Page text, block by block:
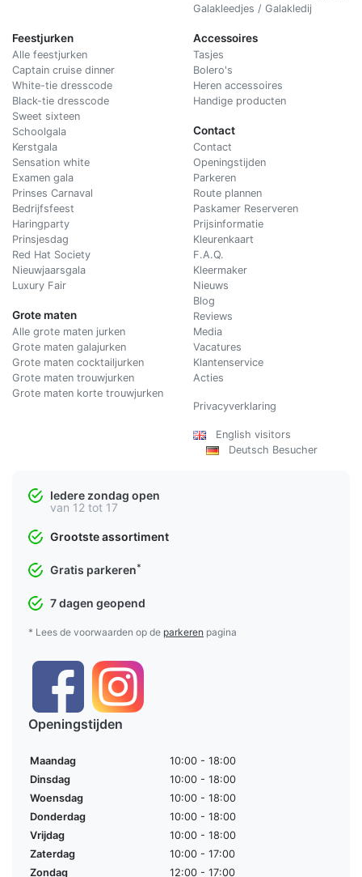
Galakleedjes / Galakledij
Feestjurken
Alle feestjurken
Captain cruise dinner
White-tie dresscode
Black-tie dresscode
Sweet sixteen
Schoolgala
Kerstgala
Sensation white
Examen gala
Prinses Carnaval
Bedrijfsfeest
Haringparty
Prinsjesdag
Red Hat Society
Nieuwjaarsgala
Luxury Fair
Grote maten
Alle grote maten jurken
Grote maten galajurken
Grote maten cocktailjurken
Grote maten trouwjurken
Grote maten korte trouwjurken
Accessoires
Tasjes
Bolero's
Heren accessoires
Handige producten
Contact
Contact
Openingstijden
Parkeren
Route plannen
Paskamer Reserveren
Prijsinformatie
Kleurenkaart
F.A.Q.
Kleermaker
Nieuws
Blog
Reviews
Media
Vacatures
Klantenservice
Acties
Privacyverklaring
English visitors
Deutsch Besucher
Iedere zondag open
van 12 tot 17
Grootste assortiment
Gratis parkeren*
7 dagen geopend
* Lees de voorwaarden op de parkeren pagina
Openingstijden
Maandag
10:00 - 18:00
Dinsdag
10:00 - 18:00
Woensdag
10:00 - 18:00
Donderdag
10:00 - 18:00
Vrijdag
10:00 - 18:00
Zaterdag
10:00 - 17:00
Zondag
12:00 - 17:00